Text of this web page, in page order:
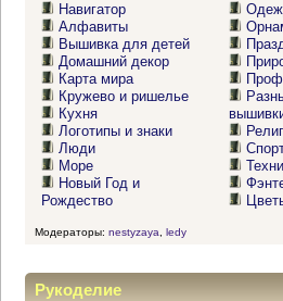
Навигатор
Алфавиты
Вышивка для детей
Домашний декор
Карта мира
Кружево и ришелье
Кухня
Логотипы и знаки
Люди
Море
Новый Год и
Рождество
Модераторы: nestyzaya ledy
Рукоделие